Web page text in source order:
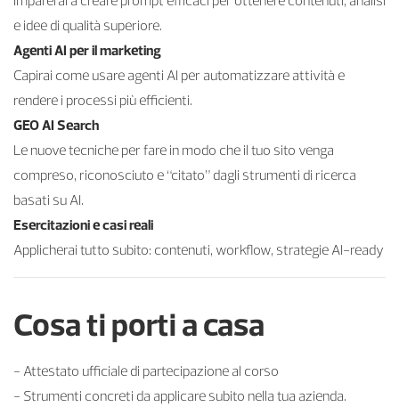
e idee di qualità superiore.
Agenti AI per il marketing
Capirai come usare agenti AI per automatizzare attività e
rendere i processi più efficienti.
GEO AI Search
Le nuove tecniche per fare in modo che il tuo sito venga
compreso, riconosciuto e “citato” dagli strumenti di ricerca
basati su AI.
Esercitazioni e casi reali
Applicherai tutto subito: contenuti, workflow, strategie AI-ready
Cosa ti porti a casa
- Attestato ufficiale di partecipazione al corso
- Strumenti concreti da applicare subito nella tua azienda.